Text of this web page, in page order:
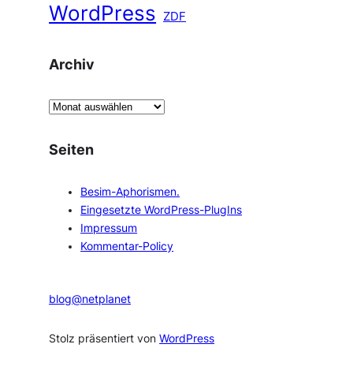
WordPress ZDF
Archiv
A
c
Seiten
Besim-Aphorismen.
Eingesetzte WordPress-PlugIns
Impressum
Kommentar-Policy
blog@netplanet
Stolz präsentiert vonWordPress